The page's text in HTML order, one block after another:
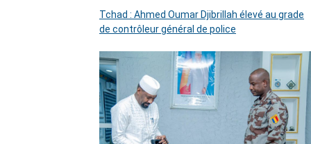
Tchad : Ahmed Oumar Djibrillah élevé au grade
de contrôleur général de police